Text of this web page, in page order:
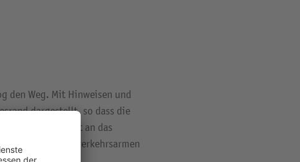
den Weg. Mit Hinweisen und
dargestellt, so dass die
lange Strecke ist an das
Radwegen oder verkehrsarmen